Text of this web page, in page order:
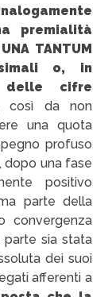
premialità
TANTUM
o, in
delle cifre
così da non
una quota
profuso
dopo una fase
positivo
parte della
convergenza
parte sia stata
dei suoi
afferenti a